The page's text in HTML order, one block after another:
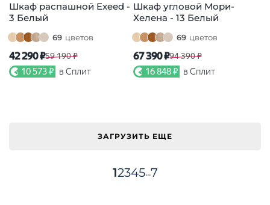
Шкаф распашной Exeed -
3 Белый
69 цветов
42 290 ₽59 190 ₽
10 573 ₽ в Сплит
Шкаф угловой Мори-
Хелена - 13 Белый
69 цветов
67 390 ₽94 390 ₽
16 848 ₽ в Сплит
ЗАГРУЗИТЬ ЕЩЕ
12345...7